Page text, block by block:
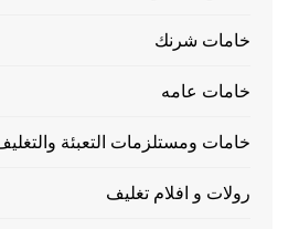
خامات شرنك
خامات عامه
خامات ومستلزمات التعبئة
رولات و افلام تغليف